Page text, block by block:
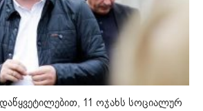
11 ოჯახს სოციალურ